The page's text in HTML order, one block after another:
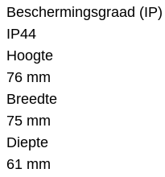
Beschermingsgraad (IP)
IP44
Hoogte
76 mm
Breedte
75 mm
Diepte
61 mm